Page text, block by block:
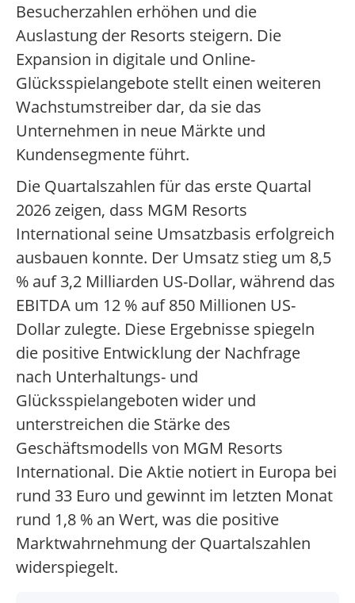
Besucherzahlen erhöhen und die
Auslastung der Resorts steigern. Die
Expansion in digitale und Online-
Glücksspielangebote stellt einen weiteren
Wachstumstreiber dar, da sie das
Unternehmen in neue Märkte und
Kundensegmente führt.
Die Quartalszahlen für das erste Quartal
2026 zeigen, dass MGM Resorts
International seine Umsatzbasis erfolgreich
ausbauen konnte. Der Umsatz stieg um 8,5
% auf 3,2 Milliarden US-Dollar, während das
EBITDA um 12 % auf 850 Millionen US-
Dollar zulegte. Diese Ergebnisse spiegeln
die positive Entwicklung der Nachfrage
nach Unterhaltungs- und
Glücksspielangeboten wider und
unterstreichen die Stärke des
Geschäftsmodells von MGM Resorts
International. Die Aktie notiert in Europa bei
rund 33 Euro und gewinnt im letzten Monat
rund 1,8 % an Wert, was die positive
Marktwahrnehmung der Quartalszahlen
widerspiegelt.